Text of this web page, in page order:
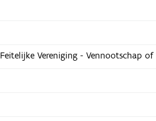
Feitelijke Vereniging - Vennootschap